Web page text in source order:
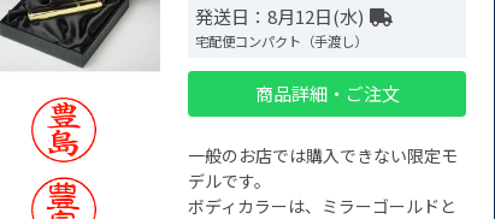
発送日：8月12日(水)
宅配便コンパクト（手渡し）
商品詳細・ご注文
一般のお店では購入できない限定モ
デルです。
ボディカラーは、ミラーゴールドと